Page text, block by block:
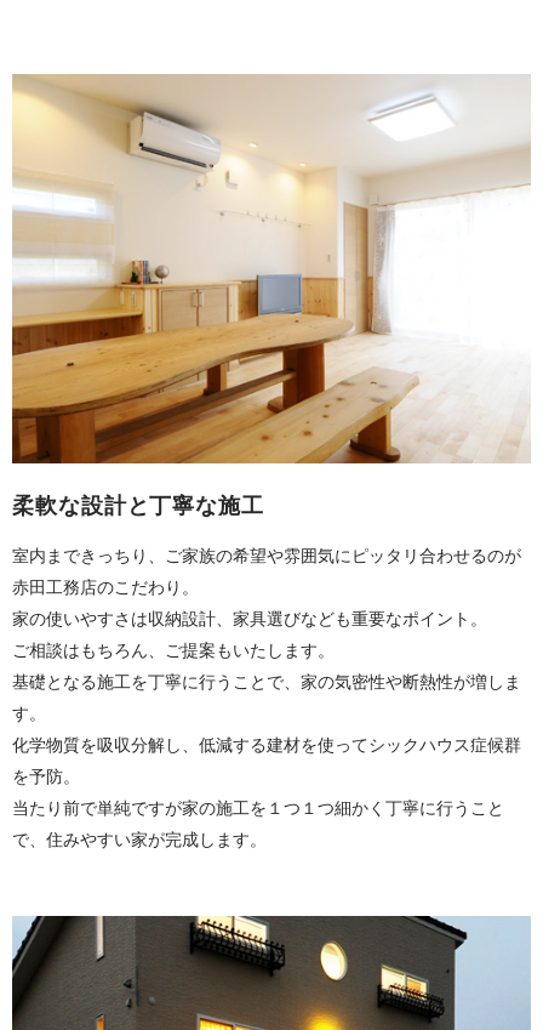
柔軟な設計と丁寧な施工
室内まできっちり、ご家族の希望や雰囲気にピッタリ合わせるのが
赤田工務店のこだわり。
家の使いやすさは収納設計、家具選びなども重要なポイント。
ご相談はもちろん、ご提案もいたします。
基礎となる施工を丁寧に行うことで、家の気密性や断熱性が増しま
す。
化学物質を吸収分解し、低減する建材を使ってシックハウス症候群
を予防。
当たり前で単純ですが家の施工を１つ１つ細かく丁寧に行うこと
で、住みやすい家が完成します。